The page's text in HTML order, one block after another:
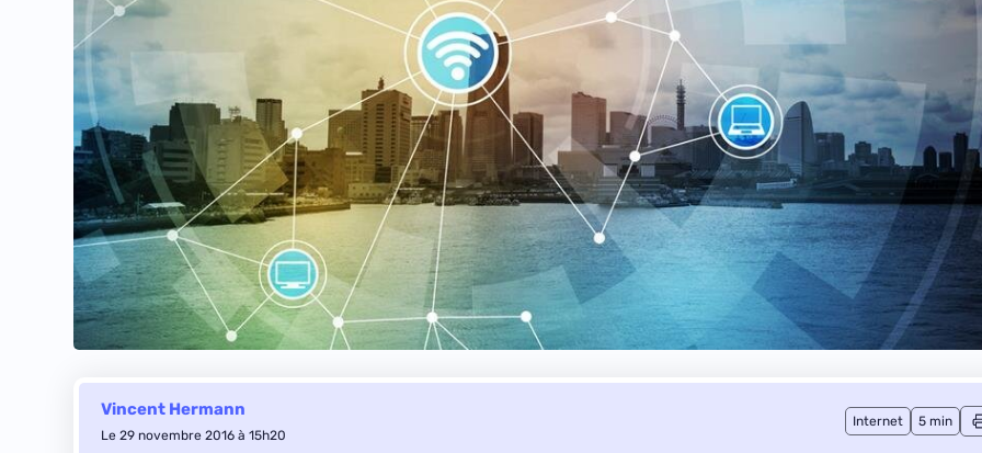
Vincent Hermann
Le 29 novembre 2016 à 15h20
Internet 5 min